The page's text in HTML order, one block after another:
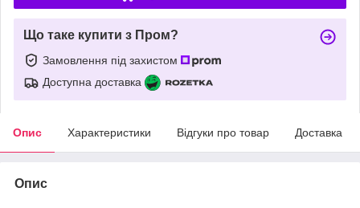
Що таке купити з Пром?
Замовлення під захистом
Доступна доставка
Опис Характеристики Відгуки про товар Доставка
Опис